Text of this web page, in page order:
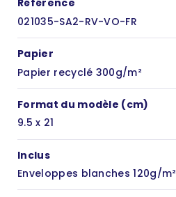
Référence
021035-SA2-RV-VO-FR
Papier
Papier recyclé 300g/m²
Format du modèle (cm)
9.5 x 21
Inclus
Enveloppes blanches 120g/m²